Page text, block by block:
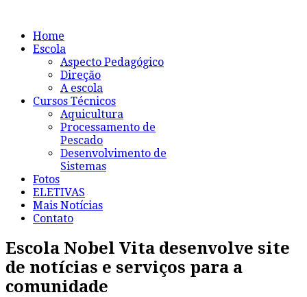
Home
Escola
Aspecto Pedagógico
Direção
A escola
Cursos Técnicos
Aquicultura
Processamento de
Pescado
Desenvolvimento de
Sistemas
Fotos
ELETIVAS
Mais Notícias
Contato
Escola Nobel Vita desenvolve site
de notícias e serviços para a
comunidade